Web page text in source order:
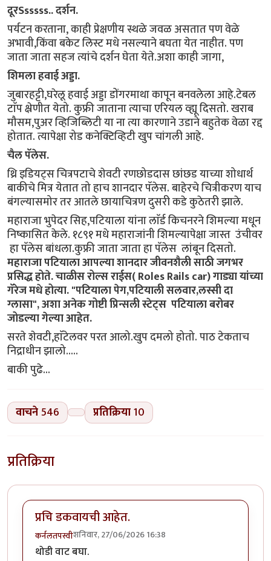
दूरSsssss.. दर्शन.
पर्यटन करताना, काही प्रेक्षणीय स्थळे जवळ असतात पण वेळे
अभावी,किंवा बकेट लिस्ट मधे नसल्याने बघता येत नाहीत. पण
जाता जाता सहज त्यांचे दर्शन घेता येते.अशा काही जागा,
शिमला हवाई अड्डा.
जुबारहट्टी,घरेलू हवाई अड्डा डोंगरमाथा कापून बनवलेला आहे.टेबल
टाॅप क्ष्रेणीत येतो. कुफ्री जाताना त्याचा एरियल व्ह्यू दिसतो. खराब
मौसम,पुअर व्हिजिब्लिटी या ना त्या कारणाने उडाने बहुतेक वेळा रद्द
होतात. त्यापेक्षा रोड कनेक्टिव्हिटी खुप चांगली आहे.
चैल पॅलेस.
थ्रि इडियट्स चित्रपटाचे शेवटी रणछोडदास छांछड याच्या शोधार्थ
बाकीचे मित्र येतात तो हाच शानदार पॅलेस. बाहेरचे चित्रीकरण याच
बंगल्यासमोर तर आतले छायाचित्रण दुसरी कडे कुठेतरी झाले.
महाराजा भुपेदर सिह,पटियाला यांना लाॅर्ड किचनरने शिमल्या मधून
निष्कासित केले. १८९१ मधे महाराजांनी शिमल्यापेक्षा जास्त उंचीवर
हा पॅलेस बांधला.कुफ्री जाता जाता हा पॅलेस लांबून दिसतो.
महाराजा पटियाला आपल्या शानदार जीवनशैली साठी जगभर
प्रसिद्ध होते. चाळीस रोल्स राईस( Roles Rails car) गाड्या यांच्या
गॅरेज मधे होत्या. "पटियाला पेग,पटियाली सलवार,लस्सी दा
ग्लासा", अशा अनेक गोष्टी प्रिन्सली स्टेट्स पटियाला बरोबर
जोडल्या गेल्या आहेत.
सरते शेवटी,हाॅटेलवर परत आलो.खुप दमलो होतो. पाठ टेकताच
निद्राधीन झालो.....
बाकी पुढे...
वाचने546 प्रतिक्रिया10
प्रतिक्रिया
प्रचि डकवायची आहेत.
कर्नलतपस्वीशनिवार, 27/06/2026 16:38
थोडी वाट बघा.